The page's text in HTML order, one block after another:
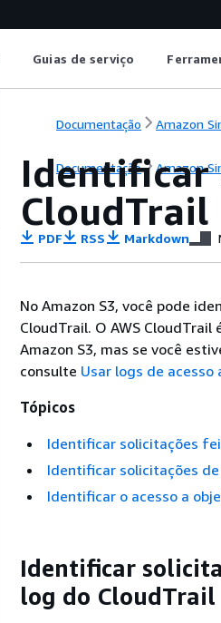
Guias de serviço
Documentação Amazon
Documentação Amazon
Identificar
CloudTrail
PDF RSS Markdown
No Amazon S3, você pode
CloudTrail. O AWS
Amazon S3, mas se você
consulte Usar logs de
Tópicos
Identificar solicitações
Identificar solicitações de
Identificar o acesso a
Identificar
log do CloudTrail